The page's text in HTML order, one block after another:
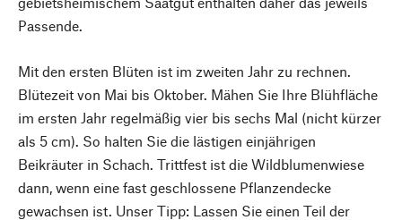
Passende.
Mit den ersten Blüten ist im zweiten Jahr zu rechnen.
Blütezeit von Mai bis Oktober. Mähen Sie Ihre Blühfläche
im ersten Jahr regelmäßig vier bis sechs Mal (nicht kürzer
als 5 cm). So halten Sie die lästigen einjährigen
Beikräuter in Schach. Trittfest ist die Wildblumenwiese
dann, wenn eine fast geschlossene Pflanzendecke
gewachsen ist. Unser Tipp: Lassen Sie einen Teil der